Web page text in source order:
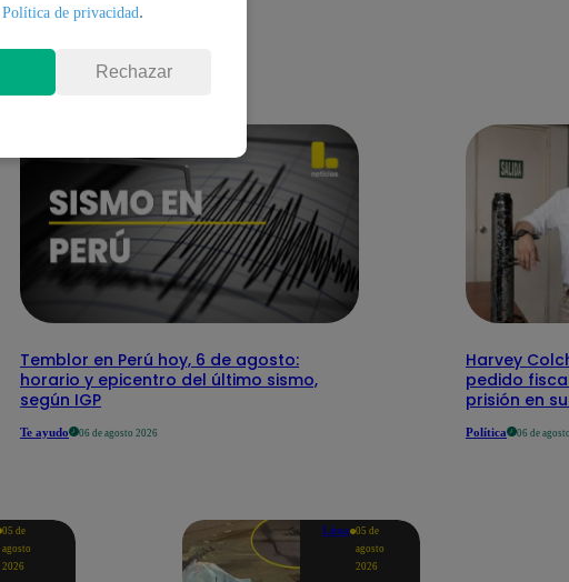
Temblor en Perú hoy, 6 de agosto:
horario y epicentro del último sismo,
según IGP
Te ayudo 06 de agosto 2026
Harvey
pedido
prisión en
Política 06 de
05 de
agosto
2026
Lima 05 de
agosto
2026
Política de privacidad.
Rechazar